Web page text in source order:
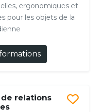
ergonomiques et
pour les objets de la
de relations